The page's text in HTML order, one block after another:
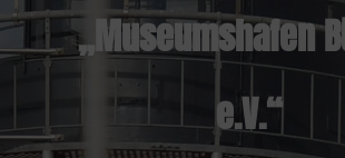
„Museumshafen
e.V.“